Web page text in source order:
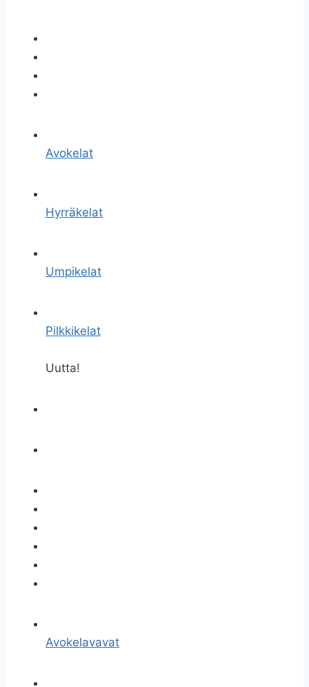
Avokelat
Hyrräkelat
Umpikelat
Pilkkikelat
Uutta!
Avokelavavat